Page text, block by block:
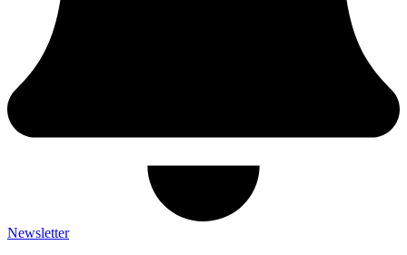
Newsletter